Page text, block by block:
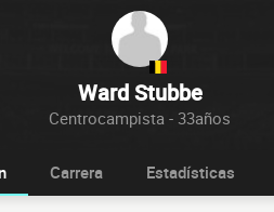
Ward Stubbe
Centrocampista - 33años
Carrera Estadísticas